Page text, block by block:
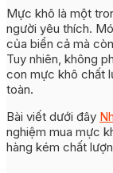
Mực khô là một
người yêu thích.
của biển cả mà
Tuy nhiên, không
con mực khô chất
toàn.
Bài viết dưới đây
nghiệm mua mực
hàng kém chất